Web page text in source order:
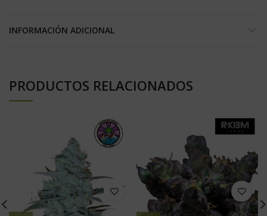
INFORMACIÓN ADICIONAL
PRODUCTOS RELACIONADOS